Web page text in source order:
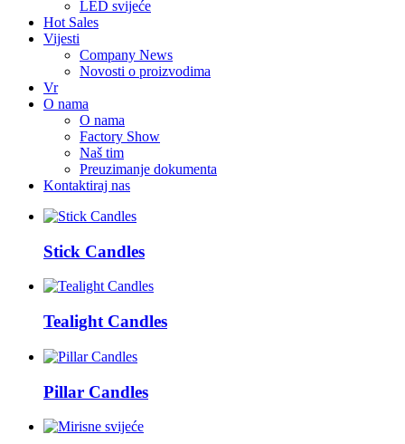
LED svijeće
Hot Sales
Vijesti
Company News
Novosti o proizvodima
Vr
O nama
O nama
Factory Show
Naš tim
Preuzimanje dokumenta
Kontaktiraj nas
Stick Candles
Tealight Candles
Pillar Candles